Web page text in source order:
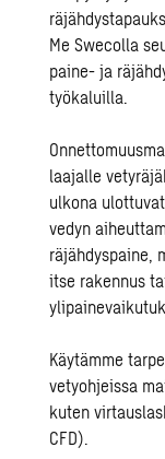
Me Swecolla
paine- ja
työkaluilla.
laajalle
ulkona
vedyn
räjähdyspaine,
itse rakennus
Käytämme
vetyohjeissa
kuten
CFD).